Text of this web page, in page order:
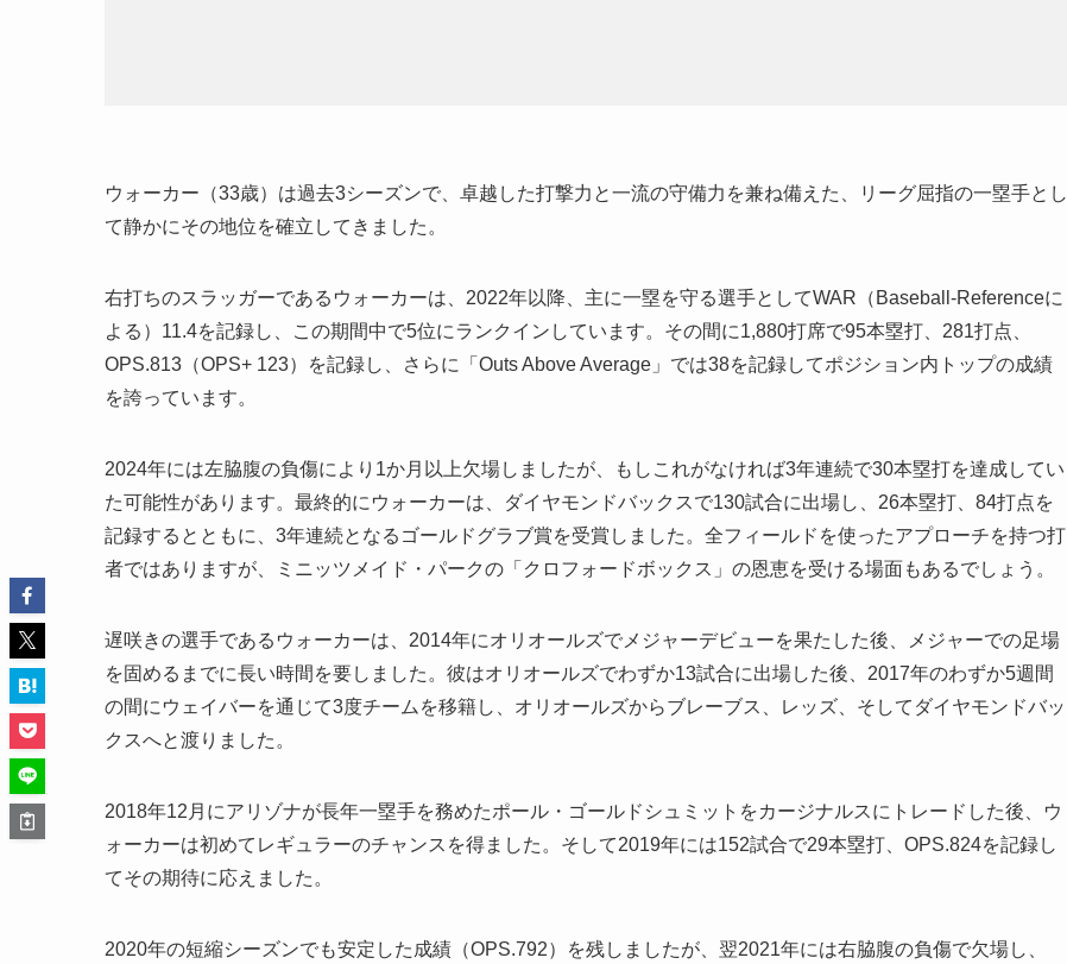
ウォーカー（33歳）は過去3シーズンで、卓越した打撃力と一流の守備力を兼ね備えた、リーグ屈指の一塁手とし
て静かにその地位を確立してきました。
右打ちのスラッガーであるウォーカーは、2022年以降、主に一塁を守る選手としてWAR（Baseball-Referenceに
よる）11.4を記録し、この期間中で5位にランクインしています。その間に1,880打席で95本塁打、281打点、
OPS.813（OPS+ 123）を記録し、さらに「Outs Above Average」では38を記録してポジション内トップの成績
を誇っています。
2024年には左脇腹の負傷により1か月以上欠場しましたが、もしこれがなければ3年連続で30本塁打を達成してい
た可能性があります。最終的にウォーカーは、ダイヤモンドバックスで130試合に出場し、26本塁打、84打点を
記録するとともに、3年連続となるゴールドグラブ賞を受賞しました。全フィールドを使ったアプローチを持つ打
者ではありますが、ミニッツメイド・パークの「クロフォードボックス」の恩恵を受ける場面もあるでしょう。
遅咲きの選手であるウォーカーは、2014年にオリオールズでメジャーデビューを果たした後、メジャーでの足場
を固めるまでに長い時間を要しました。彼はオリオールズでわずか13試合に出場した後、2017年のわずか5週間
の間にウェイバーを通じて3度チームを移籍し、オリオールズからブレーブス、レッズ、そしてダイヤモンドバッ
クスへと渡りました。
2018年12月にアリゾナが長年一塁手を務めたポール・ゴールドシュミットをカージナルスにトレードした後、ウ
ォーカーは初めてレギュラーのチャンスを得ました。そして2019年には152試合で29本塁打、OPS.824を記録し
てその期待に応えました。
2020年の短縮シーズンでも安定した成績（OPS.792）を残しましたが、翌2021年には右脇腹の負傷で欠場し、